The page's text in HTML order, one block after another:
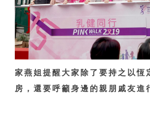
家燕姐提醒大家除了要持之以恆
房，還要呼籲身邊的親朋戚友進